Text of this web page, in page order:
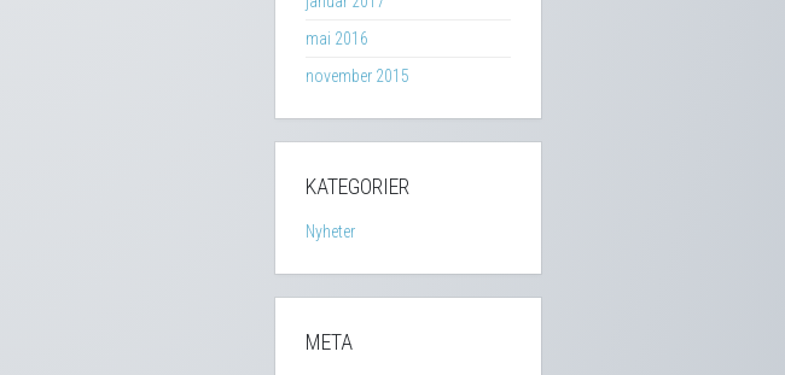
mai 2016
november 2015
KATEGORIER
Nyheter
META